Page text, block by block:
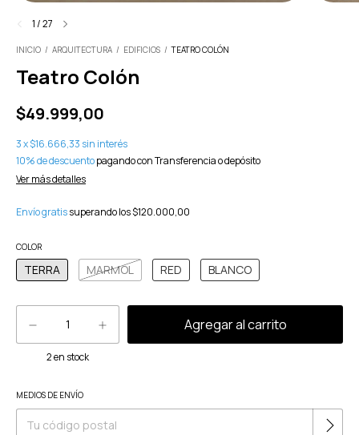
1/27
INICIO / ARQUITECTURA / EDIFICIOS / TEATRO COLÓN
Teatro Colón
$49.999,00
3x$16.666,33 sin interés
10% de descuentopagando con Transferencia o depósito
Ver más detalles
Envío gratissuperando los$120.000,00
COLOR
TERRA MARMOL RED BLANCO
2en stock
Entregas para el CP:
MEDIOS DE ENVÍO